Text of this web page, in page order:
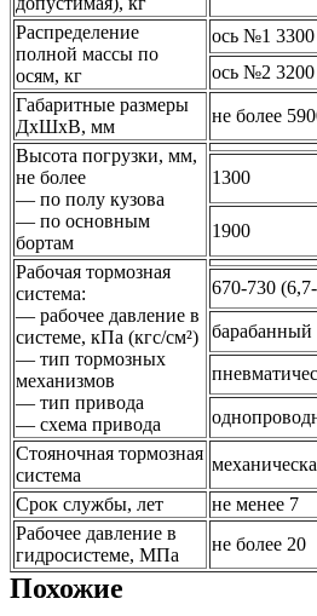
Распределение
полной массы по
осям, кг
ось №1 3300
ось №2 3200
Габаритные размеры
ДхШхВ, мм
не более
Высота погрузки, мм,
не более
— по полу кузова
— по основным
бортам
1300
1900
Рабочая тормозная
система:
— рабочее давление в
системе, кПа (кгс/см²)
— тип тормозных
механизмов
— тип привода
— схема привода
670-730
барабанный
Стояночная тормозная
система
Срок службы, лет
не менее 7
Рабочее давление в
гидросистеме, МПа
не более 20
Похожие